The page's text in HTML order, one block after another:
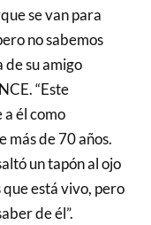
se van para
no sabemos
de su amigo
“Este
a él como
más de 70 años.
un tapón al ojo
está vivo, pero
de él”.